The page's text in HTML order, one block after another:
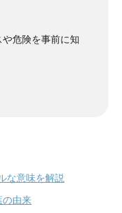
危険を事前に知
な意味を解説
の由来